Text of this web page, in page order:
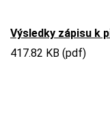
Výsledky zápisu k
417.82 KB (pdf)